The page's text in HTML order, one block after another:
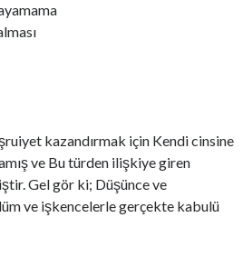
kazandırmak için Kendi cinsine
ve Bu türden ilişkiye giren
Gel gör ki; Düşünce ve
ve işkencelerle gerçekte kabulü